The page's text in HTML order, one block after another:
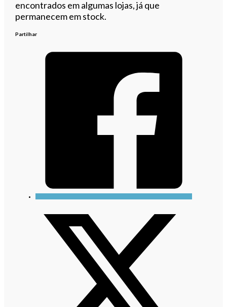
encontrados em algumas lojas, já que
permanecem em stock.
Partilhar